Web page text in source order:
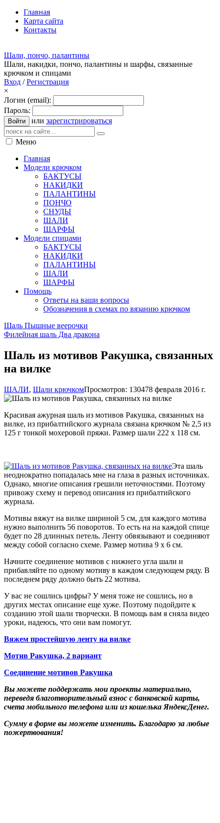
Главная
Карта сайта
Контакты
Шали, пончо, палантины
Шали, накидки, пончо, палантины и шарфы, связанные
крючком и спицами
Вход /Регистрация
×
Логин (email):
Пароль:
Войти или зарегистрироваться
Меню
Главная
Модели крючком
БАКТУСЫ
НАКИДКИ
ПАЛАНТИНЫ
ПОНЧО
СНУДЫ
ШАЛИ
ШАРФЫ
Модели спицами
БАКТУСЫ
НАКИДКИ
ПАЛАНТИНЫ
ШАЛИ
ШАРФЫ
Помощь
Ответы на ваши вопросы
Обозначения в схемах по вязанию крючком
Шаль Пышные веерочки
Филейная шаль Два дракона
Шаль из мотивов Ракушка, связанных
на вилке
ШАЛИ, Шали крючкомПросмотров: 130478 февраля 2016 г.
Красивая ажурная шаль из мотивов Ракушка, связанных на
вилке, из прибалтийского журнала связана крючком № 2,5 из
125 г тонкой мохеровой пряжи. Размер шали 222 х 118 см.
Эта шаль
неоднократно попадалась мне на глаза в разных источниках.
Однако, многие описания грешили неточностями. Поэтому
привожу схему и перевод описания из прибалтийского
журнала.
Мотивы вяжут на вилке шириной 5 см, для каждого мотива
нужно выполнить 56 поворотов. То есть на на каждой спице
будет по 28 длинных петель. Ленту обвязывают и соединяют
между собой согласно схеме. Размер мотива 9 х 6 см.
Начните соединение мотивов с нижнего угла шали и
прибавляйте по одному мотиву в каждом следующем ряду. В
последнем ряду должно быть 22 мотива.
У вас не сошлись цифры? У меня тоже не сошлись, но в
других местах описание еще хуже. Поэтому подойдите к
созданию этой шали творчески. В помощь вам я сняла видео
уроки, надеюсь, что они вам помогут.
Вяжем простейшую ленту на вилке
Мотив Ракушка, 2 вариант
Соединение мотивов Ракушка
Вы можете поддержать мои проекты материально,
переведя благотворительный взнос с банковской карты,
счета мобильного телефона или из кошелька ЯндексДенег.
Сумму в форме вы можете изменить. Благодарю за любые
пожертвования!